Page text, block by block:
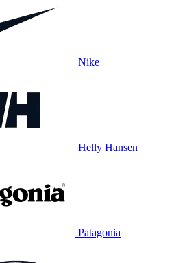
Nike
Helly Hansen
Patagonia